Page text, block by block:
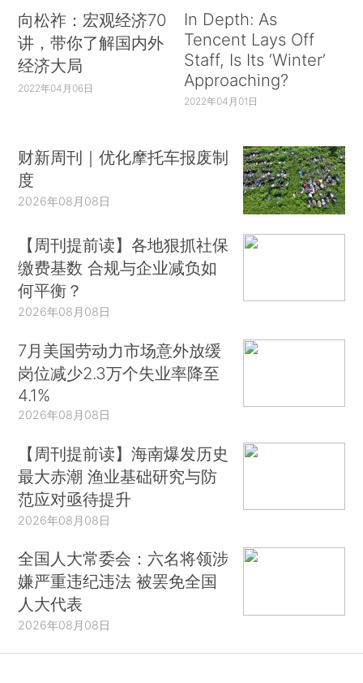
向松祚：宏观经济70
讲，带你了解国内外
经济大局
2022年04月06日
In Depth: As
Tencent Lays Off
Staff, Is Its ‘Winter’
Approaching?
2022年04月01日
财新周刊｜优化摩托车报废制
度
2026年08月08日
【周刊提前读】各地狠抓社保
缴费基数 合规与企业减负如
何平衡？
2026年08月08日
7月美国劳动力市场意外放缓
岗位减少2.3万个失业率降至
4.1%
2026年08月08日
【周刊提前读】海南爆发历史
最大赤潮 渔业基础研究与防
范应对亟待提升
2026年08月08日
全国人大常委会：六名将领涉
嫌严重违纪违法 被罢免全国
人大代表
2026年08月08日